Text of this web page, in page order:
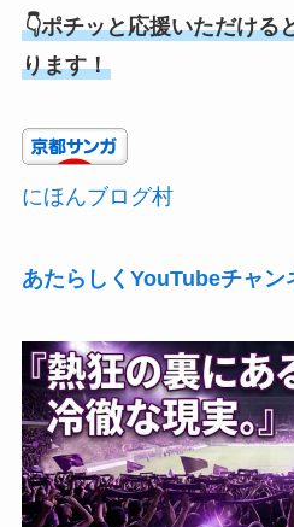
👇ポチッと応援いただける
ります！
にほんブログ村
あたらしくYouTubeチャン